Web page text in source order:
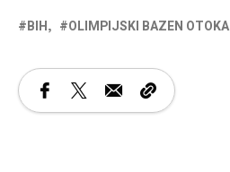
BIH OLIMPIJSKI BAZEN OTOKA